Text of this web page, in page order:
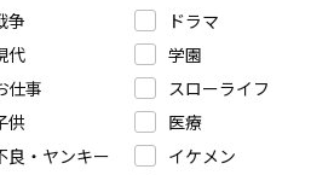
争
ドラマ
代
学園
仕事
スローライフ
供
医療
良・ヤンキー
イケメン